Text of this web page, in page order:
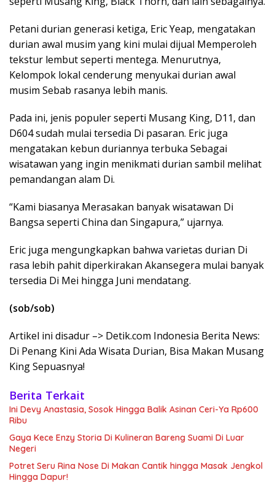
Petani durian generasi ketiga, Eric Yeap, mengatakan
durian awal musim yang kini mulai dijual Memperoleh
tekstur lembut seperti mentega. Menurutnya,
Kelompok lokal cenderung menyukai durian awal
musim Sebab rasanya lebih manis.
Pada ini, jenis populer seperti Musang King, D11, dan
D604 sudah mulai tersedia Di pasaran. Eric juga
mengatakan kebun duriannya terbuka Sebagai
wisatawan yang ingin menikmati durian sambil melihat
pemandangan alam Di.
“Kami biasanya Merasakan banyak wisatawan Di
Bangsa seperti China dan Singapura,” ujarnya.
Eric juga mengungkapkan bahwa varietas durian Di
rasa lebih pahit diperkirakan Akansegera mulai banyak
tersedia Di Mei hingga Juni mendatang.
(sob/sob)
Artikel ini disadur –> Detik.com Indonesia Berita News:
Di Penang Kini Ada Wisata Durian, Bisa Makan Musang
King Sepuasnya!
Berita Terkait
Ini Devy Anastasia, Sosok Hingga Balik Asinan Ceri-Ya Rp600
Ribu
Gaya Kece Enzy Storia Di Kulineran Bareng Suami Di Luar
Negeri
Potret Seru Rina Nose Di Makan Cantik hingga Masak Jengkol
Hingga Dapur!